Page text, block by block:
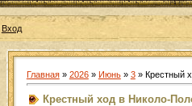
Вход
Главная» 2026 » Июнь » 3» Крестный
Крестный ход в Николо-